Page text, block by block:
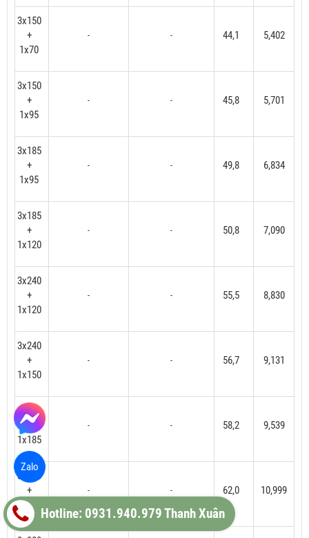
3x150
+
1x70
- - 44,1 5,402
3x150
+
1x95
- - 45,8 5,701
3x185
+
1x95
- - 49,8 6,834
3x185
+
1x120
- - 50,8 7,090
3x240
+
1x120
- - 55,5 8,830
3x240
+
1x150
- - 56,7 9,131
3x240
+
1x185
- - 58,2 9,539
3x300
+
1x150
- - 62,0 10,999
Hotline: 0931.940.979 Thanh Xuân
Zalo